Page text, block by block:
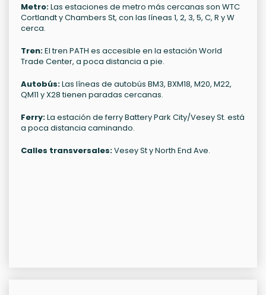
Metro:Las estaciones de metro más cercanas son WTC
Cortlandt y Chambers St, con las líneas 1, 2, 3, 5, C, R y W
cerca.
Tren:El tren PATH es accesible en la estación World
Trade Center, a poca distancia a pie.
Autobús:Las líneas de autobús BM3, BXM18, M20, M22,
QM11 y X28 tienen paradas cercanas.
Ferry:La estación de ferry Battery Park City/Vesey St. está
a poca distancia caminando.
Calles transversales:Vesey St y North End Ave.